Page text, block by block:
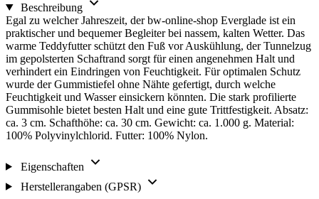
Beschreibung
Egal zu welcher Jahreszeit, der bw-online-shop Everglade ist ein
praktischer und bequemer Begleiter bei nassem, kalten Wetter. Das
warme Teddyfutter schützt den Fuß vor Auskühlung, der Tunnelzug
im gepolsterten Schaftrand sorgt für einen angenehmen Halt und
verhindert ein Eindringen von Feuchtigkeit. Für optimalen Schutz
wurde der Gummistiefel ohne Nähte gefertigt, durch welche
Feuchtigkeit und Wasser einsickern könnten. Die stark profilierte
Gummisohle bietet besten Halt und eine gute Trittfestigkeit. Absatz:
ca. 3 cm. Schafthöhe: ca. 30 cm. Gewicht: ca. 1.000 g. Material:
100% Polyvinylchlorid. Futter: 100% Nylon.
Eigenschaften
Herstellerangaben (GPSR)